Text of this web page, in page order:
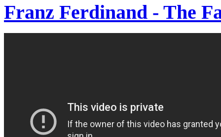
Franz Ferdinand - The